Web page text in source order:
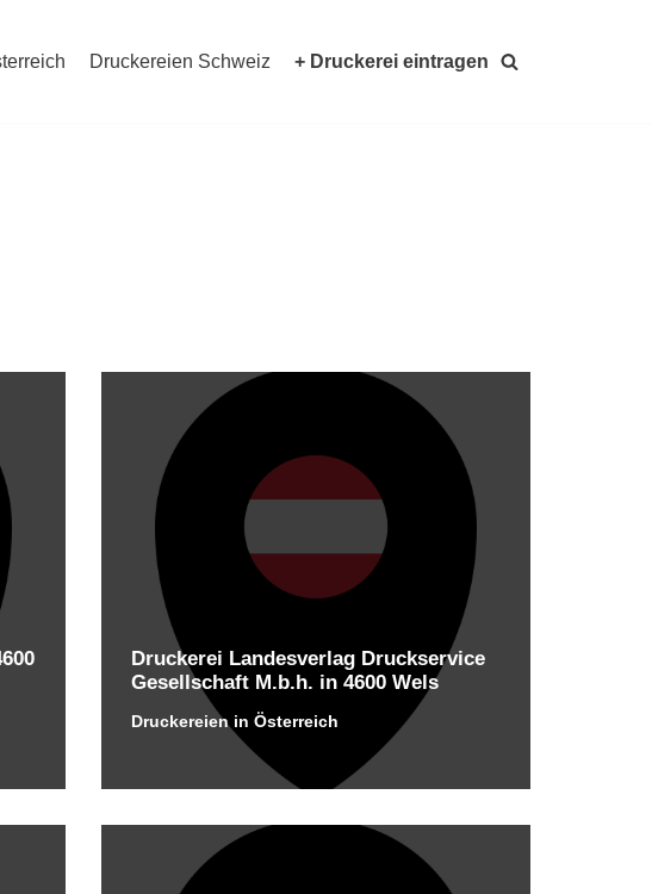
Druckereien Schweiz + Druckerei eintragen
Druckerei Landesverlag Druckservice
Gesellschaft M.b.h. in 4600 Wels
Druckereien in Österreich